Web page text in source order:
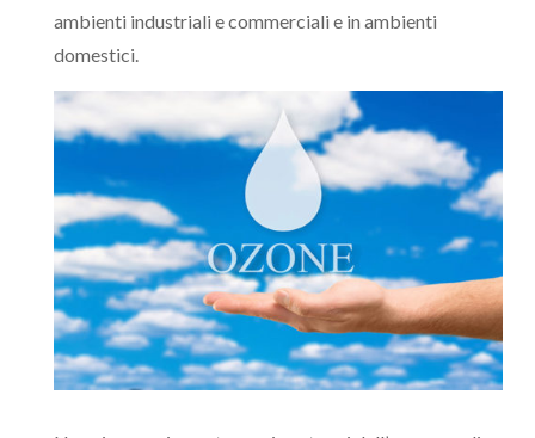
ambienti industriali e commerciali e in ambienti
domestici.